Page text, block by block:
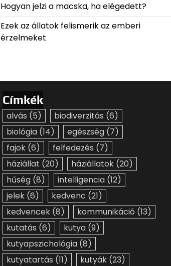
Hogyan jelzi a macska, ha elégedett?
Ezek az állatok felismerik az emberi
érzelmeket
Címkék
alvás (5) biodiverzitás (6)
biológia (14) egészség (7)
fajok (6) felfedezés (7)
háziállat (20) háziállatok (20)
hűség (8) intelligencia (12)
jelek (6) kedvenc (21)
kedvencek (8) kommunikáció (13)
kutatás (6) kutya (9)
kutyapszichológia (8)
kutyatartás (11) kutyák (23)